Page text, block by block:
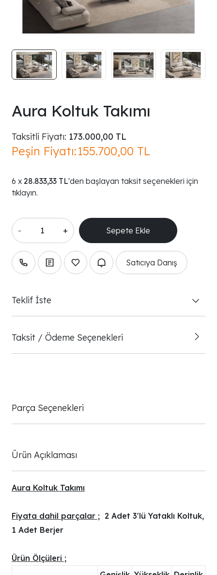
Aura Koltuk Takımı
Taksitli Fiyatı: 173.000,00 TL
Peşin Fiyatı:155.700,00 TL
28.833,33 TL'den başlayan taksit seçenekleri için
tıklayın.
- +
Satıcıya Danış
Teklif İste
Taksit / Ödeme Seçenekleri
Parça Seçenekleri
Ürün Açıklaması
Aura Koltuk Takımı
Fiyata dahil parçalar ; 2 Adet 3'lü Yataklı Koltuk,
1 Adet Berjer
Ürün Ölçüleri ;